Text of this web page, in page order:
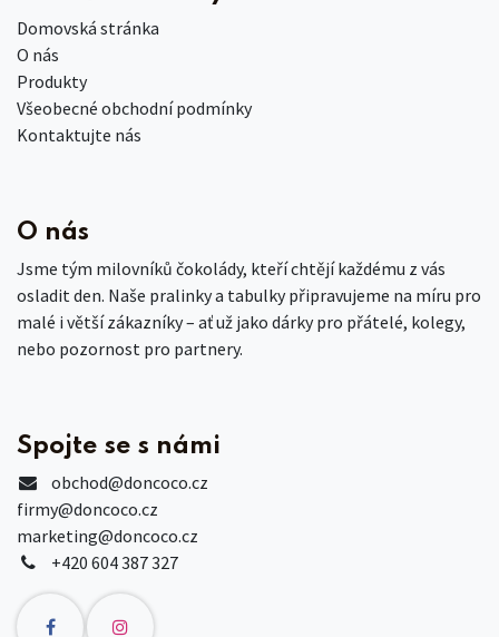
Domovská stránka
O nás
Produkty
Všeobecné obchodní podmínky
Kontaktujte nás
O nás
Jsme tým milovníků čokolády, kteří chtějí každému z vás
osladit den. Naše pralinky a tabulky připravujeme na míru pro
malé i větší zákazníky – ať už jako dárky pro přátelé, kolegy,
nebo pozornost pro partnery.
Spojte se s námi
obchod@doncoco.cz
firmy@doncoco.cz
marketing@doncoco.cz
+420 604 387 327